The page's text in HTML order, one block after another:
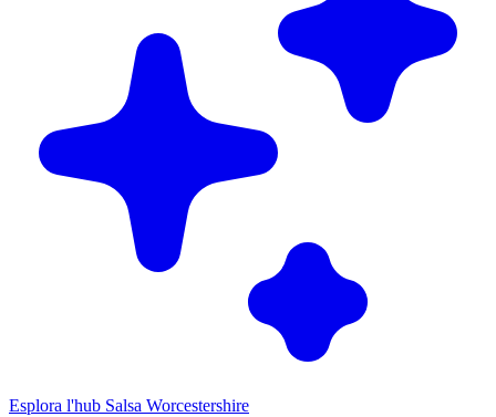
Esplora l'hub Salsa Worcestershire